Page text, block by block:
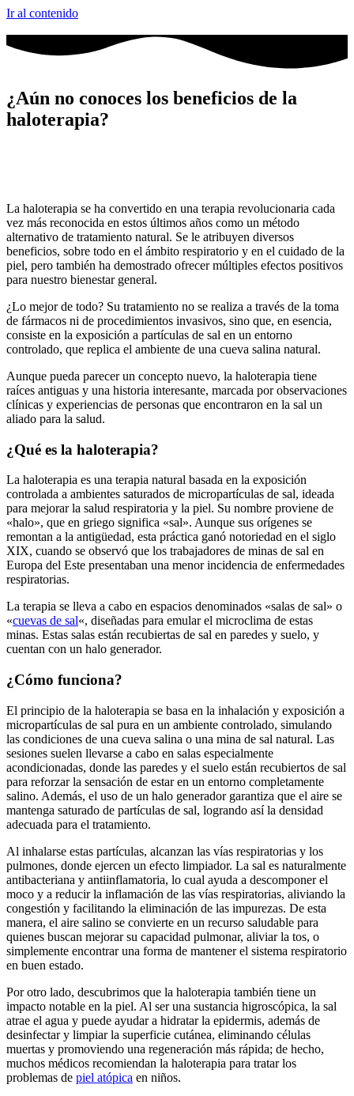
Ir al contenido
¿Aún no conoces los beneficios de la
haloterapia?
La haloterapia se ha convertido en una terapia revolucionaria cada
vez más reconocida en estos últimos años como un método
alternativo de tratamiento natural. Se le atribuyen diversos
beneficios, sobre todo en el ámbito respiratorio y en el cuidado de la
piel, pero también ha demostrado ofrecer múltiples efectos positivos
para nuestro bienestar general.
¿Lo mejor de todo? Su tratamiento no se realiza a través de la toma
de fármacos ni de procedimientos invasivos, sino que, en esencia,
consiste en la exposición a partículas de sal en un entorno
controlado, que replica el ambiente de una cueva salina natural.
Aunque pueda parecer un concepto nuevo, la haloterapia tiene
raíces antiguas y una historia interesante, marcada por observaciones
clínicas y experiencias de personas que encontraron en la sal un
aliado para la salud.
¿Qué es la haloterapia?
La haloterapia es una terapia natural basada en la exposición
controlada a ambientes saturados de micropartículas de sal, ideada
para mejorar la salud respiratoria y la piel. Su nombre proviene de
«halo», que en griego significa «sal». Aunque sus orígenes se
remontan a la antigüedad, esta práctica ganó notoriedad en el siglo
XIX, cuando se observó que los trabajadores de minas de sal en
Europa del Este presentaban una menor incidencia de enfermedades
respiratorias.
La terapia se lleva a cabo en espacios denominados «salas de sal» o
«cuevas de sal«, diseñadas para emular el microclima de estas
minas. Estas salas están recubiertas de sal en paredes y suelo, y
cuentan con un halo generador.
¿Cómo funciona?
El principio de la haloterapia se basa en la inhalación y exposición a
micropartículas de sal pura en un ambiente controlado, simulando
las condiciones de una cueva salina o una mina de sal natural. Las
sesiones suelen llevarse a cabo en salas especialmente
acondicionadas, donde las paredes y el suelo están recubiertos de sal
para reforzar la sensación de estar en un entorno completamente
salino. Además, el uso de un halo generador garantiza que el aire se
mantenga saturado de partículas de sal, logrando así la densidad
adecuada para el tratamiento.
Al inhalarse estas partículas, alcanzan las vías respiratorias y los
pulmones, donde ejercen un efecto limpiador. La sal es naturalmente
antibacteriana y antiinflamatoria, lo cual ayuda a descomponer el
moco y a reducir la inflamación de las vías respiratorias, aliviando la
congestión y facilitando la eliminación de las impurezas. De esta
manera, el aire salino se convierte en un recurso saludable para
quienes buscan mejorar su capacidad pulmonar, aliviar la tos, o
simplemente encontrar una forma de mantener el sistema respiratorio
en buen estado.
Por otro lado, descubrimos que la haloterapia también tiene un
impacto notable en la piel. Al ser una sustancia higroscópica, la sal
atrae el agua y puede ayudar a hidratar la epidermis, además de
desinfectar y limpiar la superficie cutánea, eliminando células
muertas y promoviendo una regeneración más rápida; de hecho,
muchos médicos recomiendan la haloterapia para tratar los
problemas de piel atópica en niños.